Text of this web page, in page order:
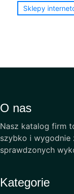
Sklepy
O nas
Nasz katalog firm
szybko i wygodnie
sprawdzonych
Kategorie